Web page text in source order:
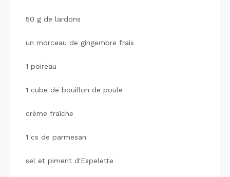
50 g de lardons
un morceau de gingembre frais
1 poireau
1 cube de bouillon de poule
crème fraîche
1 cs de parmesan
sel et piment d'Espelette